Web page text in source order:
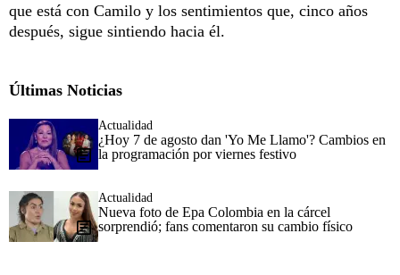
que está con Camilo y los sentimientos que, cinco años
después, sigue sintiendo hacia él.
Últimas Noticias
Actualidad
¿Hoy 7 de agosto dan 'Yo Me Llamo'? Cambios en
la programación por viernes festivo
Actualidad
Nueva foto de Epa Colombia en la cárcel
sorprendió; fans comentaron su cambio físico